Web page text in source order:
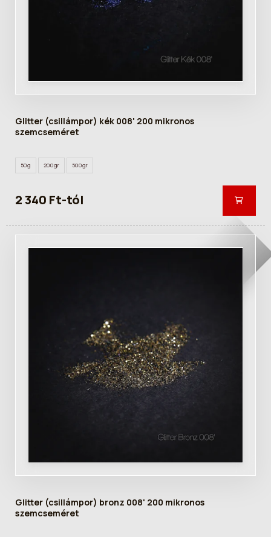
Glitter (csillámpor) kék 008' 200 mikronos
szemcseméret
50g 200gr 500gr
2 340 Ft-tól
Glitter (csillámpor) bronz 008' 200 mikronos
szemcseméret